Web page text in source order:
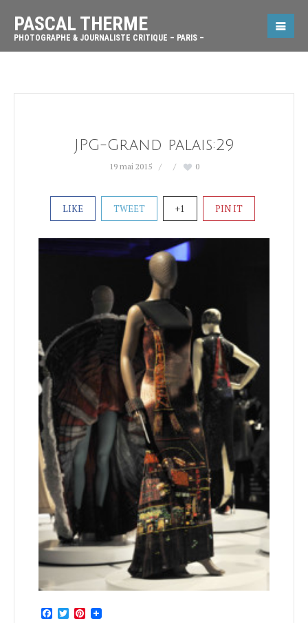
PASCAL THERME
PHOTOGRAPHE & JOURNALISTE CRITIQUE – PARIS –
JPG-Grand palais:29
19 mai 2015 0
LIKE TWEET +1 PIN IT
Facebook
TwitterPinterest